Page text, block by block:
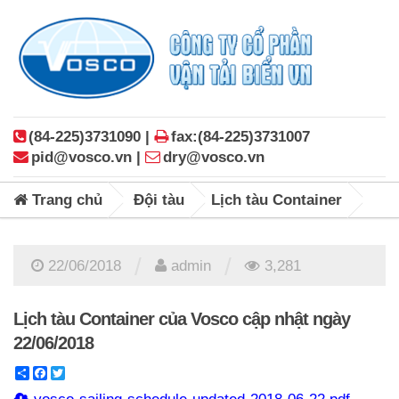
(84-225)3731090 |
fax:(84-225)3731007
pid@vosco.vn |
dry@vosco.vn
Trang chủ Đội tàu Lịch tàu Container
22/06/2018 admin 3,281
Lịch tàu Container của Vosco cập nhật ngày
22/06/2018
ShareFacebook